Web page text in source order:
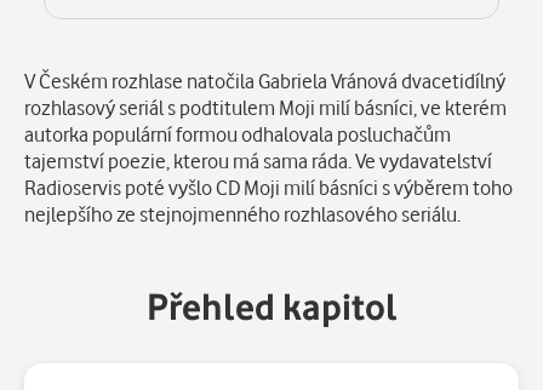
Popis
V Českém rozhlase natočila Gabriela Vránová dvacetidílný
rozhlasový seriál s podtitulem Moji milí básníci, ve kterém
autorka populární formou odhalovala posluchačům
tajemství poezie, kterou má sama ráda. Ve vydavatelství
Radioservis poté vyšlo CD Moji milí básníci s výběrem toho
nejlepšího ze stejnojmenného rozhlasového seriálu.
Přehled kapitol